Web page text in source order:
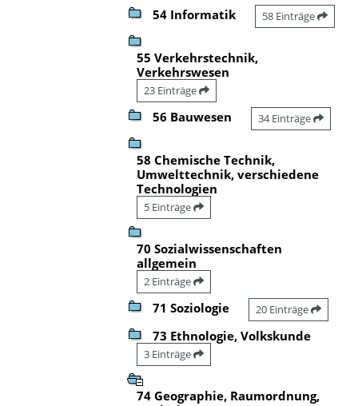
54 Informatik 58 Einträge
55 Verkehrstechnik,
Verkehrswesen
23 Einträge
56 Bauwesen 34 Einträge
58 Chemische Technik,
Umwelttechnik, verschiedene
Technologien
5 Einträge
70 Sozialwissenschaften
allgemein
2 Einträge
71 Soziologie 20 Einträge
73 Ethnologie, Volkskunde
3 Einträge
74 Geographie, Raumordnung,